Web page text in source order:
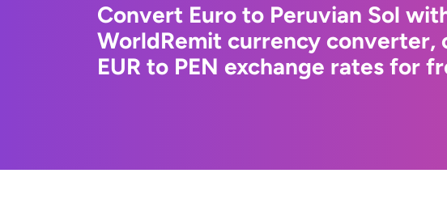
Convert Euro to Peruvian Sol
WorldRemit currency converter,
EUR to PEN exchange rates for